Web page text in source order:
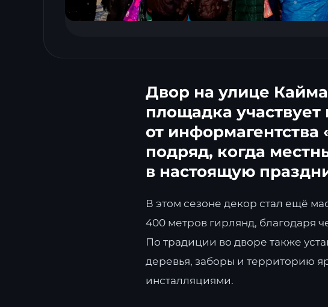
Двор на улице
площадка
от информагентства
подряд, когда
в настоящую
В этом сезоне декор стал ещё
400 метров гирлянд, благодаря
По традиции во дворе также
деревья, заборы и территорию
инсталляциями.